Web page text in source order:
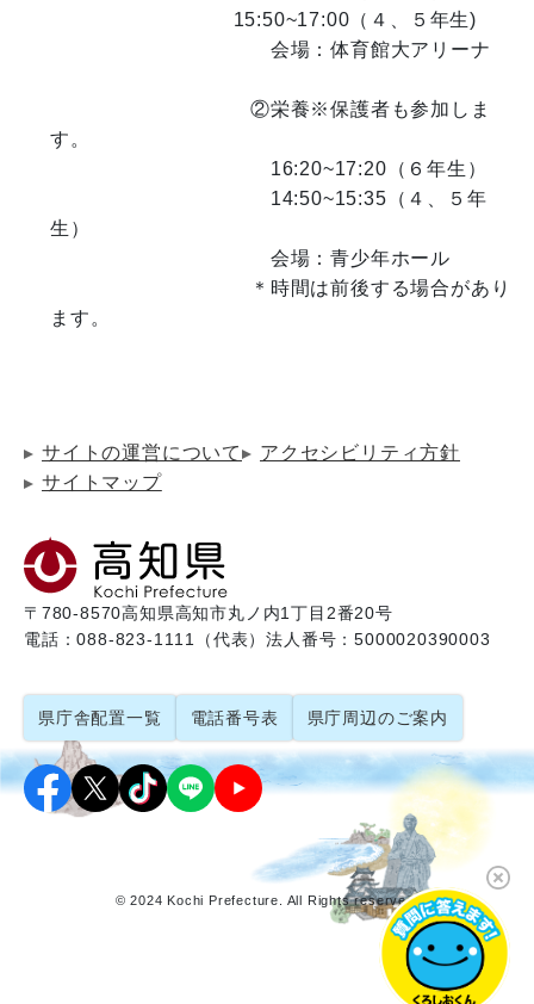
会場：体育館大アリーナ
②栄養※保護者も参加しま
す。
16:20~17:20（６年生）
14:50~15:35（４、５年
生）
会場：青少年ホール
＊時間は前後する場合があり
ます。
サイトの運営について
アクセシビリティ方針
サイトマップ
〒780-8570高知県高知市丸ノ内1丁目2番20号
電話：088-823-1111（代表）法人番号：5000020390003
県庁舎配置一覧 電話番号表 県庁周辺のご案内
© 2024 Kochi Prefecture. All Rights reserved.